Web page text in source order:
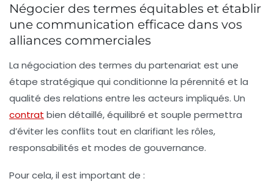
Négocier des termes équitables et établir
une communication efficace dans vos
alliances commerciales
La négociation des termes du partenariat est une
étape stratégique qui conditionne la pérennité et la
qualité des relations entre les acteurs impliqués. Un
contrat bien détaillé, équilibré et souple permettra
d’éviter les conflits tout en clarifiant les rôles,
responsabilités et modes de gouvernance.
Pour cela, il est important de :